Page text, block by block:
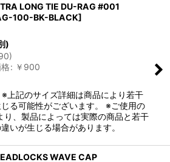
LONG TIE DU-RAG #001
100-BK-BLACK]
)
)
: ￥ 900
※上記のサイズ詳細は商品により若干
る可能性がございます。 ※ご使用の
り、製品によっては実際の商品と若干
いが生じる場合があります。
WAVE CAP